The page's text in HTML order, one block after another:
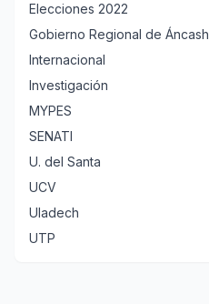
Elecciones 2022
Gobierno Regional de Áncash
Internacional
Investigación
MYPES
SENATI
U. del Santa
UCV
Uladech
UTP